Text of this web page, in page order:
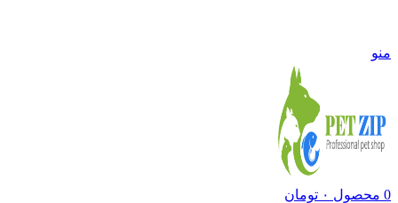
منو
0 محصول ۰ تومان